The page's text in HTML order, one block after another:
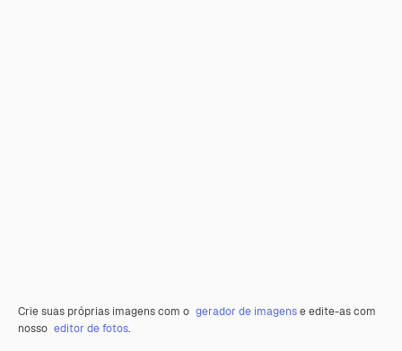
Crie suas próprias imagens com o gerador de imagense edite-as com
nosso editor de fotos.